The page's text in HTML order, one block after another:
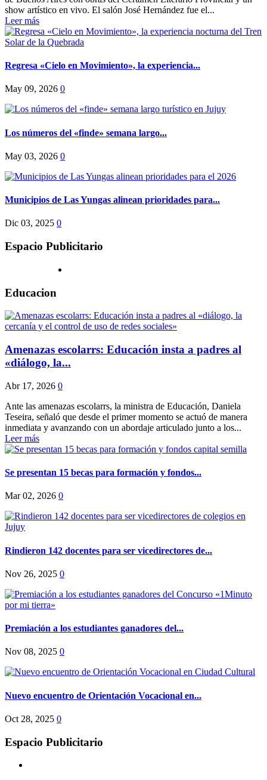
show artístico en vivo. El salón José Hernández fue el...
Leer más
Regresa «Cielo en Movimiento», la experiencia...
May 09, 2026 0
Los números del «finde» semana largo...
May 03, 2026 0
Municipios de Las Yungas alinean prioridades para...
Dic 03, 2025 0
Espacio Publicitario
Educacion
Amenazas escolarrs: Educación insta a padres al
«diálogo, la...
Abr 17, 2026 0
Ante las amenazas escolarrs, la ministra de Educación, Daniela
Teseira, señaló que desde el primer momento se actuó de manera
inmediata y avanzando con un abordaje articulado junto a los...
Leer más
Se presentan 15 becas para formación y fondos...
Mar 02, 2026 0
Rindieron 142 docentes para ser vicedirectores de...
Nov 26, 2025 0
Premiación a los estudiantes ganadores del...
Nov 08, 2025 0
Nuevo encuentro de Orientación Vocacional en...
Oct 28, 2025 0
Espacio Publicitario